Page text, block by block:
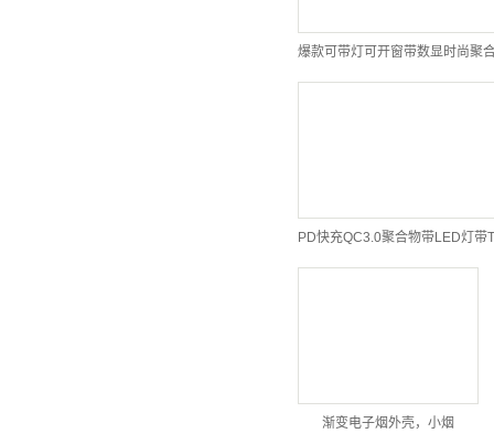
渐变电子烟外壳，小烟